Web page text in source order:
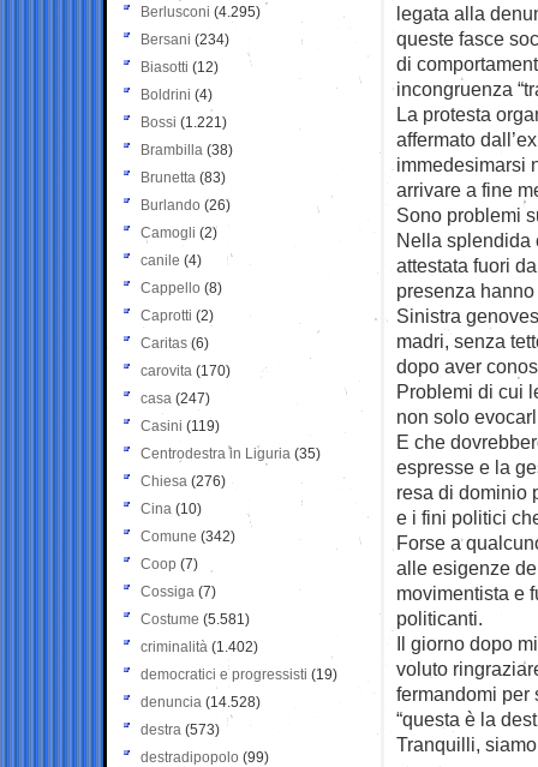
legata alla
queste fasce
di
incongruenza
La protesta
affermato
immedesimarsi
arrivare a fine
Sono problemi
Nella splendida
attestata fuori
presenza
Sinistra
madri, senza
dopo aver
Problemi di cui
non solo
E che
espresse e la
resa di dominio
e i fini politici
Forse a
alle esigenze
movimentista e
politicanti.
Il giorno dopo
voluto
fermandomi per
“questa è la
Tranquilli,
Berlusconi (4.295)
Bersani (234)
Biasotti (12)
Boldrini (4)
Bossi (1.221)
Brambilla (38)
Brunetta (83)
Burlando (26)
Camogli (2)
canile (4)
Cappello (8)
Caprotti (2)
Caritas (6)
carovita (170)
casa (247)
Casini (119)
Centrodestra in Liguria (35)
Chiesa (276)
Cina (10)
Comune (342)
Coop (7)
Cossiga (7)
Costume (5.581)
criminalità (1.402)
democratici e progressisti (19)
denuncia (14.528)
destra (573)
destradipopolo (99)